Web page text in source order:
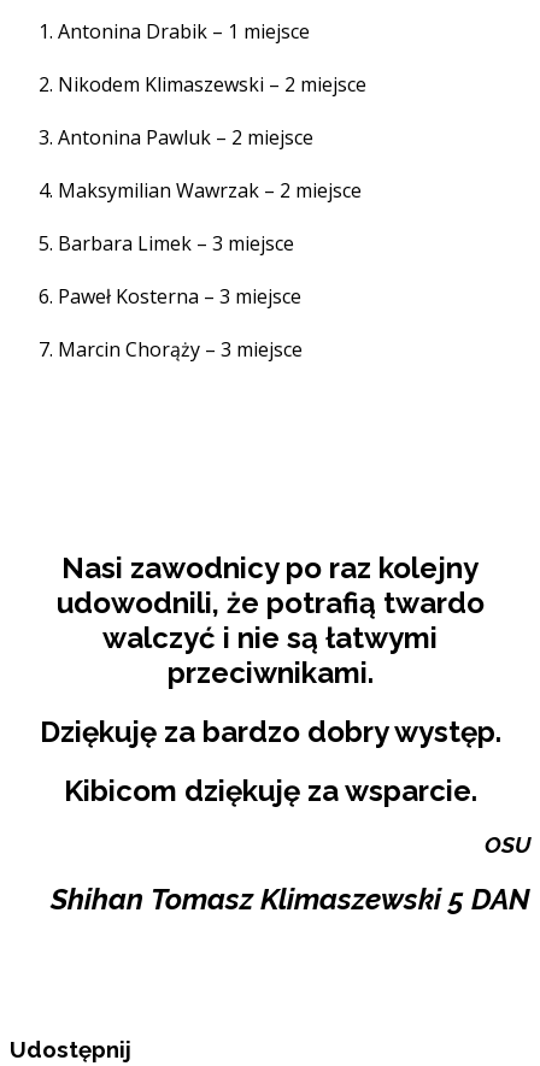
Antonina Drabik – 1 miejsce
Nikodem Klimaszewski – 2 miejsce
Antonina Pawluk – 2 miejsce
Maksymilian Wawrzak – 2 miejsce
Barbara Limek – 3 miejsce
Paweł Kosterna – 3 miejsce
Marcin Chorąży – 3 miejsce
Nasi zawodnicy po raz kolejny
udowodnili, że potrafią twardo
walczyć i nie są łatwymi
przeciwnikami.
Dziękuję za bardzo dobry występ.
Kibicom dziękuję za wsparcie.
OSU
Shihan Tomasz Klimaszewski 5 DAN
Udostępnij